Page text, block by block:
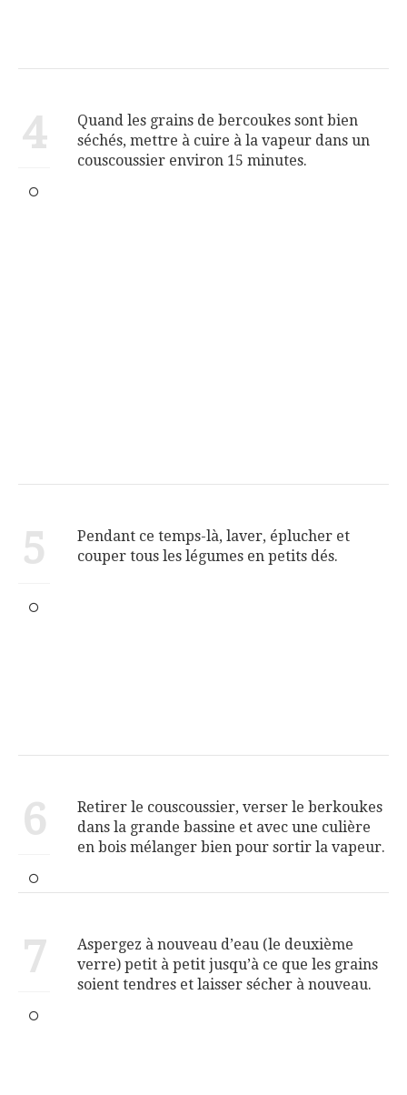
4
Quand les grains de bercoukes sont bien
séchés, mettre à cuire à la vapeur dans un
couscoussier environ 15 minutes.
5
Pendant ce temps-là, laver, éplucher et
couper tous les légumes en petits dés.
6
Retirer le couscoussier, verser le berkoukes
dans la grande bassine et avec une culière
en bois mélanger bien pour sortir la vapeur.
7
Aspergez à nouveau d’eau (le deuxième
verre) petit à petit jusqu’à ce que les grains
soient tendres et laisser sécher à nouveau.